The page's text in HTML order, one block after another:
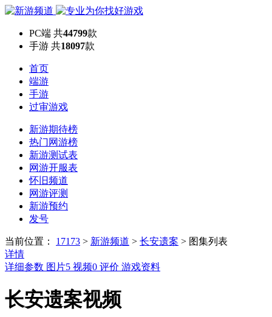
PC端 共44799款
手游 共18097款
首页
端游
手游
过审游戏
新游期待榜
热门网游榜
新游测试表
网游开服表
怀旧频道
网游评测
新游预约
发号
当前位置： 17173 > 新游频道 > 长安遗案 > 图集列表
详情
详细参数 图片5 视频0 评价 游戏资料
长安遗案视频